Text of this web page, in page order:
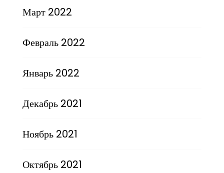
Март 2022
Февраль 2022
Январь 2022
Декабрь 2021
Ноябрь 2021
Октябрь 2021